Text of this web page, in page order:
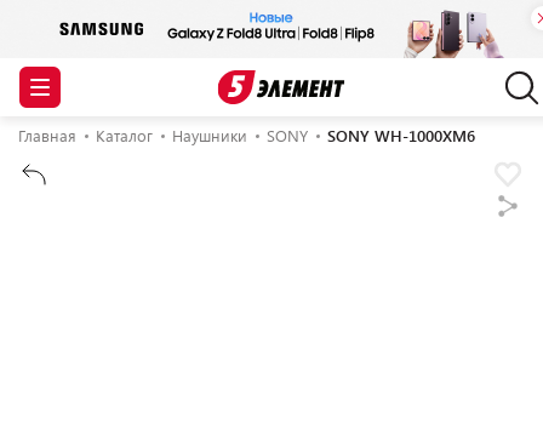
Главная Каталог Наушники SONY SONY WH-1000XM6